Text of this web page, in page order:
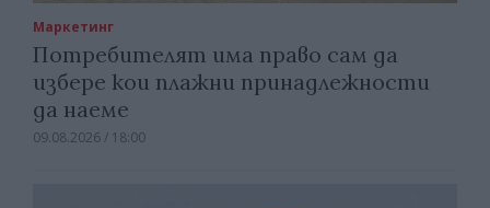
Маркетинг
Потребителят има право сам да
избере кои плажни принадлежности
да наеме
09.08.2026 / 18:00